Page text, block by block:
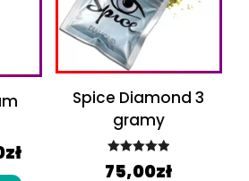
zł
Spice Diamond 3
gramy
Rated 5.00
75,00zł